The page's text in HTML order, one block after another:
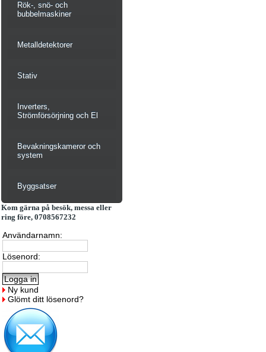
Rök-, snö- och
bubbelmaskiner
Metalldetektorer
Stativ
Inverters,
Strömförsörjning och El
Bevakningskameror och
system
Byggsatser
Kom gärna på besök, messa eller
ring före, 0708567232
Användarnamn:
Lösenord:
Ny kund
Glömt ditt lösenord?